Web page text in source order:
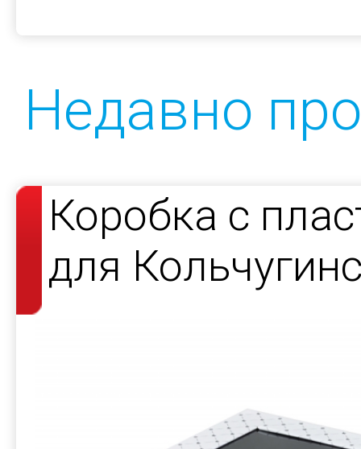
Недавно
Коробка с
для